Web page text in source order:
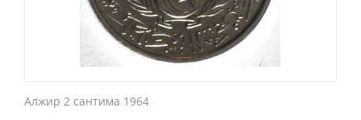
Алжир 2 сантима 1964